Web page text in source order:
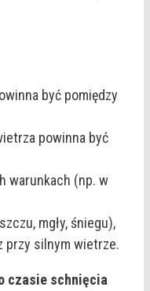
być pomiędzy
powinna być
warunkach (np. w
mgły, śniegu),
przy silnym wietrze.
czasie schnięcia